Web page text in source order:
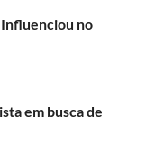
Influenciou no
em busca de